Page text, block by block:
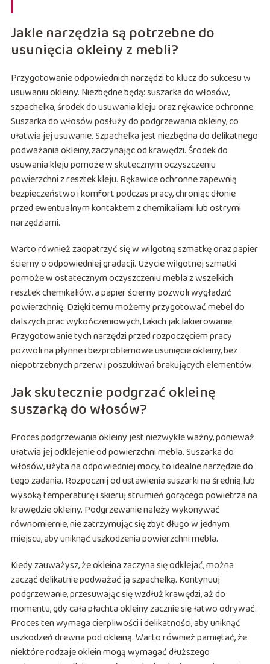
Jakie narzędzia są potrzebne do
usunięcia okleiny z mebli?
Przygotowanie odpowiednich narzędzi to klucz do sukcesu w
usuwaniu okleiny. Niezbędne będą: suszarka do włosów,
szpachelka, środek do usuwania kleju oraz rękawice ochronne.
Suszarka do włosów posłuży do podgrzewania okleiny, co
ułatwia jej usuwanie. Szpachelka jest niezbędna do delikatnego
podważania okleiny, zaczynając od krawędzi. Środek do
usuwania kleju pomoże w skutecznym oczyszczeniu
powierzchni z resztek kleju. Rękawice ochronne zapewnią
bezpieczeństwo i komfort podczas pracy, chroniąc dłonie
przed ewentualnym kontaktem z chemikaliami lub ostrymi
narzędziami.
Warto również zaopatrzyć się w wilgotną szmatkę oraz papier
ścierny o odpowiedniej gradacji. Użycie wilgotnej szmatki
pomoże w ostatecznym oczyszczeniu mebla z wszelkich
resztek chemikaliów, a papier ścierny pozwoli wygładzić
powierzchnię. Dzięki temu możemy przygotować mebel do
dalszych prac wykończeniowych, takich jak lakierowanie.
Przygotowanie tych narzędzi przed rozpoczęciem pracy
pozwoli na płynne i bezproblemowe usunięcie okleiny, bez
niepotrzebnych przerw i poszukiwań brakujących elementów.
Jak skutecznie podgrzać okleinę
suszarką do włosów?
Proces podgrzewania okleiny jest niezwykle ważny, ponieważ
ułatwia jej odklejenie od powierzchni mebla. Suszarka do
włosów, użyta na odpowiedniej mocy, to idealne narzędzie do
tego zadania. Rozpocznij od ustawienia suszarki na średnią lub
wysoką temperaturę i skieruj strumień gorącego powietrza na
krawędzie okleiny. Podgrzewanie należy wykonywać
równomiernie, nie zatrzymując się zbyt długo w jednym
miejscu, aby uniknąć uszkodzenia powierzchni mebla.
Kiedy zauważysz, że okleina zaczyna się odklejać, można
zacząć delikatnie podważać ją szpachelką. Kontynuuj
podgrzewanie, przesuwając się wzdłuż krawędzi, aż do
momentu, gdy cała płachta okleiny zacznie się łatwo odrywać.
Proces ten wymaga cierpliwości i delikatności, aby uniknąć
uszkodzeń drewna pod okleiną. Warto również pamiętać, że
niektóre rodzaje oklein mogą wymagać dłuższego